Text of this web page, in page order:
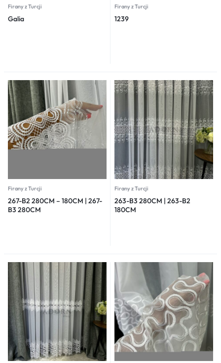
Firany z Turcji
Galia
Firany z Turcji
1239
Firany z Turcji
267-B2 280CM – 180CM | 267-
B3 280CM
Firany z Turcji
263-B3 280CM | 263-B2
180CM